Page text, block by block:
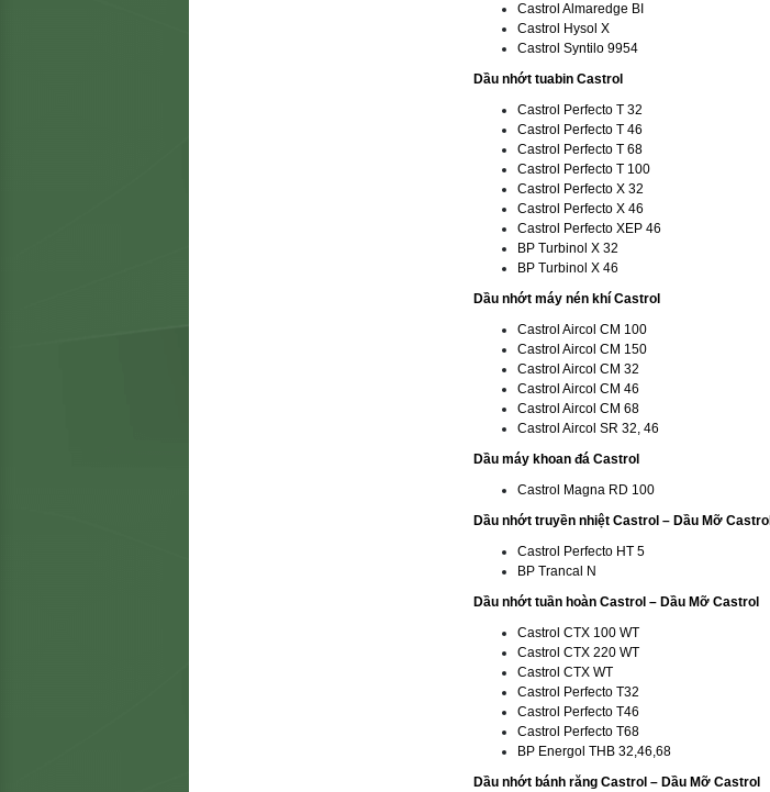
Castrol Almaredge BI
Castrol Hysol X
Castrol Syntilo 9954
Dầu nhớt tuabin Castrol
Castrol Perfecto T 32
Castrol Perfecto T 46
Castrol Perfecto T 68
Castrol Perfecto T 100
Castrol Perfecto X 32
Castrol Perfecto X 46
Castrol Perfecto XEP 46
BP Turbinol X 32
BP Turbinol X 46
Dầu nhớt máy nén khí Castrol
Castrol Aircol CM 100
Castrol Aircol CM 150
Castrol Aircol CM 32
Castrol Aircol CM 46
Castrol Aircol CM 68
Castrol Aircol SR 32, 46
Dầu máy khoan đá Castrol
Castrol Magna RD 100
Dầu nhớt truyền nhiệt Castrol – Dầu Mỡ Castrol
Castrol Perfecto HT 5
BP Trancal N
Dầu nhớt tuần hoàn Castrol – Dầu Mỡ Castrol
Castrol CTX 100 WT
Castrol CTX 220 WT
Castrol CTX WT
Castrol Perfecto T32
Castrol Perfecto T46
Castrol Perfecto T68
BP Energol THB 32,46,68
Dầu nhớt bánh răng Castrol – Dầu Mỡ Castrol